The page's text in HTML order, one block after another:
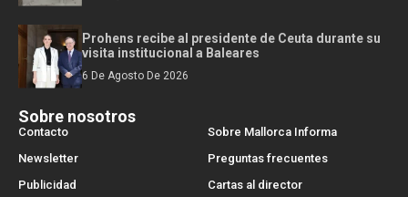
Prohens recibe al presidente de Ceuta durante su
visita institucional a Baleares
6 De Agosto De 2026
Sobre nosotros
Contacto
Sobre Mallorca Informa
Newsletter
Preguntas frecuentes
Publicidad
Cartas al director